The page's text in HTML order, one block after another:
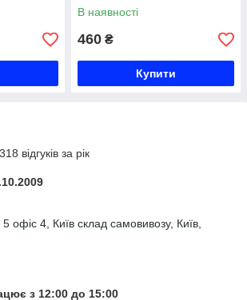
В наявності
460 ₴
Купити
відгуків за рік
офіс 4, Київ склад самовивозу, Київ,
з 12:00 до 15:00